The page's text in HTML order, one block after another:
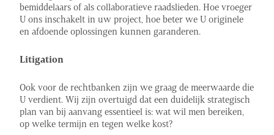
bemiddelaars of als collaboratieve raadslieden. Hoe vroeger
U ons inschakelt in uw project, hoe beter we U originele
en afdoende oplossingen kunnen garanderen.
Litigation
Ook voor de rechtbanken zijn we graag de meerwaarde die
U verdient. Wij zijn overtuigd dat een duidelijk strategisch
plan van bij aanvang essentieel is: wat wil men bereiken,
op welke termijn en tegen welke kost?